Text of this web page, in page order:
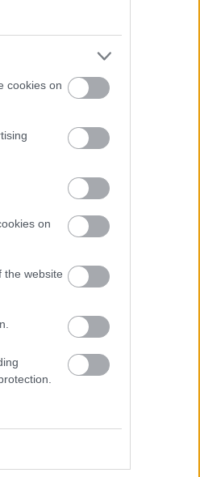
cookies on
on
the website
mobilbarát honlap
nyílászáró
online marketing
pánikbetegségparasztbútor
cikk-áraPR-cikk elhelyezés
szerver hosting
szórakozásszövegírás
teraszbeépítéstermék
tömeges sms küldés
virtuális
zárcsere
zöldmarketing
PR cikkek írása,
- Mi a PR-cikk?
Public relations
keretében
eredetileg a nyomtatott sajtó
oldalról (vállalatok, szolgáltatók,
hatóságok, szervezetek,
sajtóanyagok, amelyeket készítői
adtak át a médiának, az pedig
közölte a kölcsönös érdekeltség
magyar online marketing
másként alakult: a közlésre az
kibocsájtójának mindig nagyobb
mint publikálójának, így a